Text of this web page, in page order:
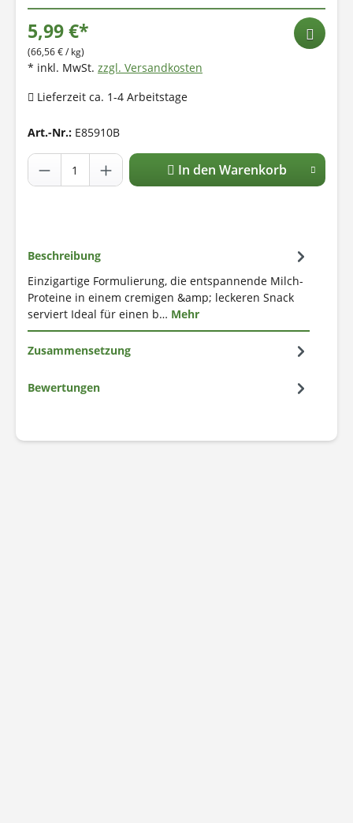
5,99 €*
(66,56 € / kg)
* inkl. MwSt. zzgl. Versandkosten
Lieferzeit ca. 1-4 Arbeitstage
Art.-Nr.: E85910B
In den Warenkorb
Beschreibung
Einzigartige Formulierung, die entspannende Milch-
Proteine in einem cremigen &amp; leckeren Snack
serviert Ideal für einen b… Mehr
Zusammensetzung
Bewertungen